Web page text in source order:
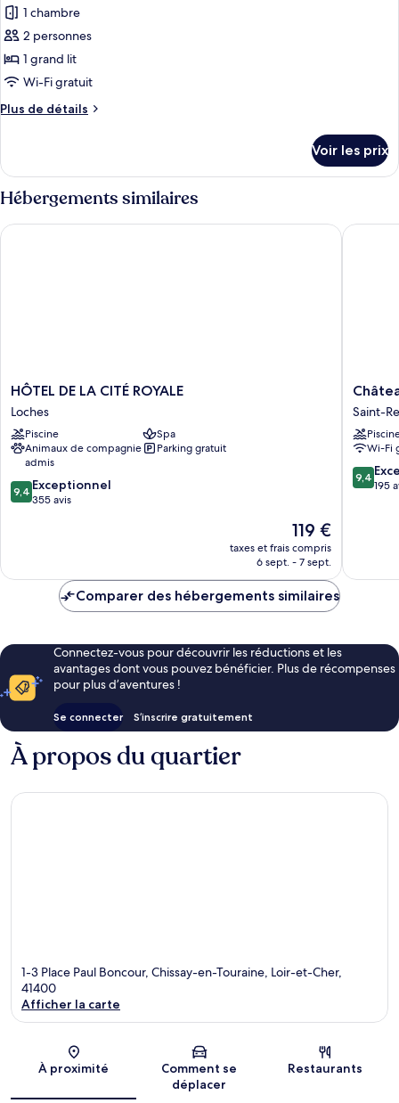
Double
Supérieure
photos
pour
ce
type
chambre :
Romantique
1 chambre
2 personnes
1 grand lit
Wi-Fi gratuit
Plus de détails
Plus
le
type
de
chambre
Chambre
Voir les prix
Hébergements similaires
HÔTEL
DE
LA
CITÉ
ROYALE
Loches
HÔTEL DE LA CITÉ ROYALE
Loches
Piscine
Spa
Animaux de compagnie
admis
Parking gratuit
9.4
sur
9,4 Exceptionnel
355 avis
Le
nouveau
prix
de
119 €
taxes et frais compris
6 sept. - 7 sept.
HÔTEL DE LA CITÉ ROYALE
Château
des
Arpentis
Saint-
Regle
Saint-
Wi-Fi
9.4
sur
9,4
195
Comparer des hébergements similaires
Connectez-vous pour découvrir les réductions et les
avantages dont vous pouvez bénéficier. Plus de récompenses
pour plus d’aventures !
Se connecter S’inscrire gratuitement
À propos du quartier
1-3 Place Paul Boncour, Chissay-en-Touraine, Loir-et-Cher,
41400
Afficher la carte
À proximité
Comment se
déplacer
Restaurants